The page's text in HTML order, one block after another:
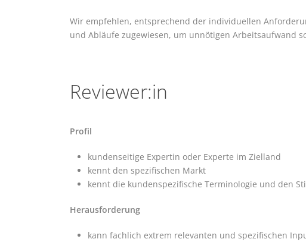
Wir empfehlen, entsprechend der individuellen
und Abläufe zugewiesen, um unnötigen Arbeitsaufwand
Reviewer:in
Profil
kundenseitige Expertin oder Experte im Zielland
kennt den spezifischen Markt
kennt die kundenspezifische Terminologie und den
Herausforderung
kann fachlich extrem relevanten und spezifischen